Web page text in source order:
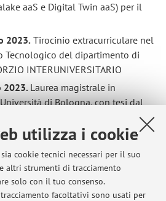
utilizza i cookie
cookie tecnici necessari per il suo
altri strumenti di tracciamento
solo con il tuo consenso.
facoltativi sono usati per
aaS e Digital Twin aaS) per il
2023. Tirocinio extracurriculare nel
Tecnologico del dipartimento di
INTERUNIVERSITARIO
2023. Laurea magistrale in
di Bologna, con tesi dal
per il monitoraggio strutturale
", relatore Professor Luca De
Zonzini.
2020.Laurea in Ingegneria
Università di Bologna, con
in Python e Tensorflow di una